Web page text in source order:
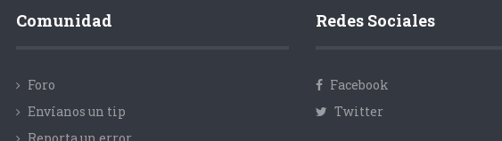
Comunidad
Foro
Envíanos un tip
Redes Sociales
Facebook
Twitter